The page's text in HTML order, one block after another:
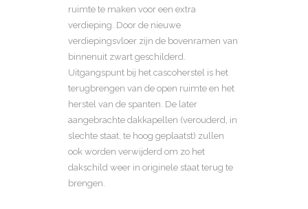
ruimte te maken voor een extra
verdieping. Door de nieuwe
verdiepingsvloer zijn de bovenramen van
binnenuit zwart geschilderd.
Uitgangspunt bij het cascoherstel is het
terugbrengen van de open ruimte en het
herstel van de spanten. De later
aangebrachte dakkapellen (verouderd, in
slechte staat, te hoog geplaatst) zullen
ook worden verwijderd om zo het
dakschild weer in originele staat terug te
brengen.